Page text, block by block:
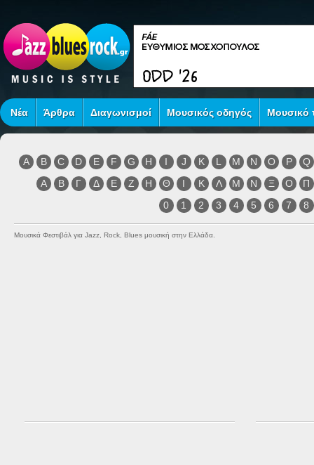
Νέα Άρθρα Διαγωνισμοί Μουσικός οδηγός Μουσικό
A B C D E F G H I J K L M N O P
Q
Α
Β Γ Δ Ε Ζ Η Θ Ι Κ Λ Μ Ν Ξ Ο
Π
0
1 2 3 4 5 6 7 8
Μουσικά Φεστιβάλ για Jazz, Rock, Blues μουσική στην Ελλάδα.